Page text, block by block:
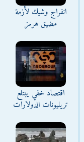
انفراج وشيك لأزمة
مضيق هرمز
اقتصاد خفي يبتلع
تريليونات الدولارات